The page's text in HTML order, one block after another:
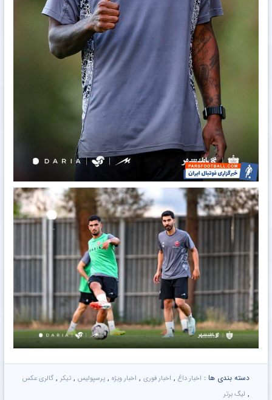
دسته بندی ها : اخبار داغ , اخبار فوری , اخبار ویژه , پرسپولیس , تیکر , گالری عکس
, لیگ برتر